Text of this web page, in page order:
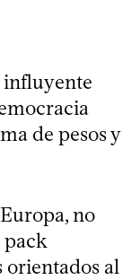
influyente
de pesos y
no
pack
orientados al